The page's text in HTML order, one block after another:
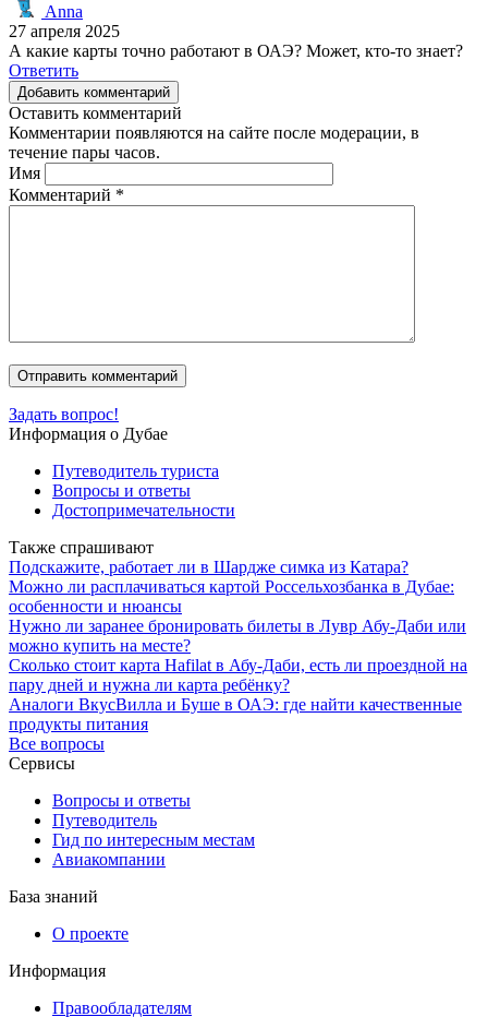
Anna
27 апреля 2025
А какие карты точно работают в ОАЭ? Может, кто-то знает?
Ответить
Добавить комментарий
Оставить комментарий
Комментарии появляются на сайте после модерации, в
течение пары часов.
Имя
Комментарий *
Задать вопрос!
Информация о Дубае
Путеводитель туриста
Вопросы и ответы
Достопримечательности
Также спрашивают
Подскажите, работает ли в Шардже симка из Катара?
Можно ли расплачиваться картой Россельхозбанка в Дубае:
особенности и нюансы
Нужно ли заранее бронировать билеты в Лувр Абу-Даби или
можно купить на месте?
Сколько стоит карта Hafilat в Абу-Даби, есть ли проездной на
пару дней и нужна ли карта ребёнку?
Аналоги ВкусВилла и Буше в ОАЭ: где найти качественные
продукты питания
Все вопросы
Сервисы
Вопросы и ответы
Путеводитель
Гид по интересным местам
Авиакомпании
База знаний
О проекте
Информация
Правообладателям